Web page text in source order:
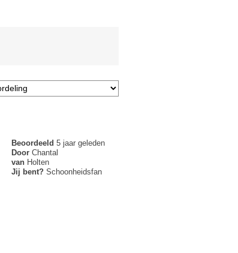
Beoordeeld5 jaar geleden
Door Chantal
van Holten
Jij bent?Schoonheidsfan